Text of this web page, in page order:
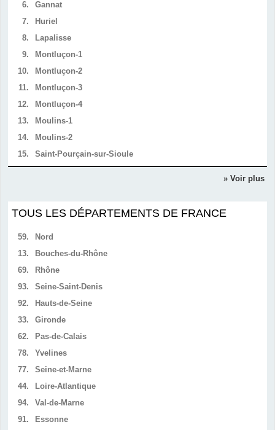
6.
Gannat
7.
Huriel
8.
Lapalisse
9.
Montluçon-1
10.
Montluçon-2
11.
Montluçon-3
12.
Montluçon-4
13.
Moulins-1
14.
Moulins-2
15.
Saint-Pourçain-sur-Sioule
» Voir plus
TOUS LES DÉPARTEMENTS DE FRANCE
59.
Nord
13.
Bouches-du-Rhône
69.
Rhône
93.
Seine-Saint-Denis
92.
Hauts-de-Seine
33.
Gironde
62.
Pas-de-Calais
78.
Yvelines
77.
Seine-et-Marne
44.
Loire-Atlantique
94.
Val-de-Marne
91.
Essonne